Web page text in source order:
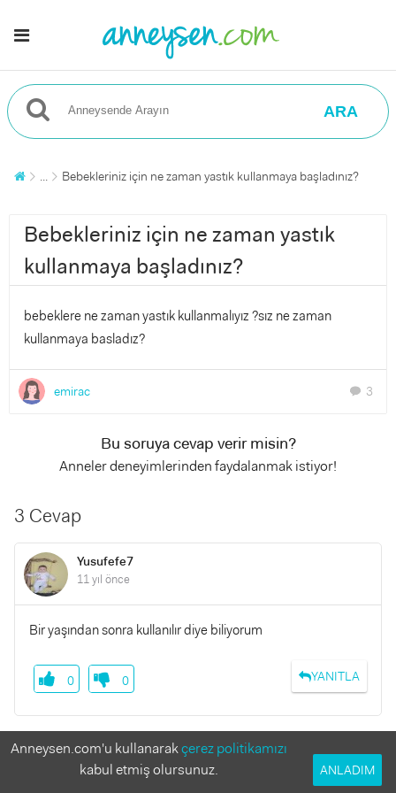
ARA
... Bebekleriniz için ne zaman yastık kullanmaya başladınız?
Bebekleriniz için ne zaman yastık
kullanmaya başladınız?
bebeklere ne zaman yastık kullanmalıyız ?sız ne zaman
kullanmaya basladız?
emirac chat 3
Bu soruya cevap verir misin?
Anneler deneyimlerinden faydalanmak istiyor!
3 Cevap
Yusufefe7
11 yıl önce
Bir yaşından sonra kullanılır diye biliyorum
YANITLA
0 0
deryatumay
11 yıl önce
Anneysen.com'u kullanarakçerez politikamızı
kabul etmiş olursunuz.
ANLADIM